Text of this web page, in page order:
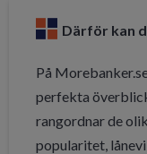
Direktutbetalning
Krav och
Betalningsanmärkningar
Ålderskrav
Därför kan
På
perfekta
rangordnar de
popularitet,